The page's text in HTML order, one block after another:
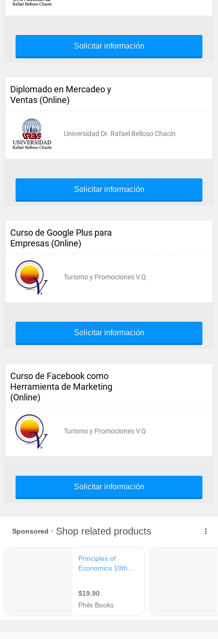
Solicitar información
Diplomado en Mercadeo y
Ventas (Online)
Universidad Dr. Rafael Belloso Chacín
Solicitar información
Curso de Google Plus para
Empresas (Online)
Turismo y Promociones V.Q
Solicitar información
Curso de Facebook como
Herramienta de Marketing
(Online)
Turismo y Promociones V.Q
Solicitar información